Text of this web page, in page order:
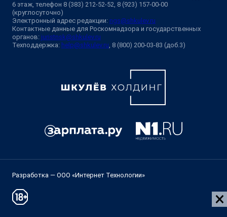
6 этаж, телефон 8 (383) 212-52-52, 8 (923) 157-00-00
(круглосуточно)
Электронный адрес редакции: ngs@shkulev.ru
Контактные данные для Роскомнадзора и государственных
органов: juristnsk@shkulev.ru
Техподдержка: help@shkulev.ru , 8 (800) 200-03-83 (доб.3)
Разработка — ООО «Интернет Технологии»